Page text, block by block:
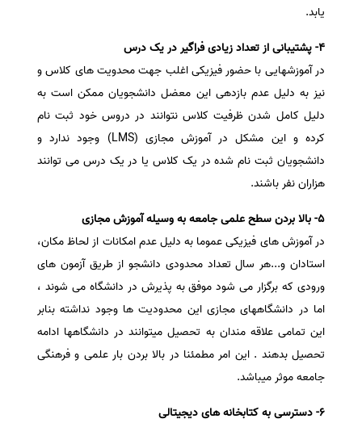
یابد.
4- پشتیبانی از تعداد زیادی فراگیر در یک درس
در آموزشهایی با حضور فیزیکی اغلب جهت محدویت های کلاس و
نیز به دلیل عدم بازدهی این معضل دانشجویان ممکن است به
دلیل کامل شدن ظرفیت کلاس نتوانند در دروس خود ثبت نام
کرده و این مشکل در آموزش مجازی (LMS) وجود ندارد و
دانشجویان ثبت نام شده در یک کلاس یا در یک درس می توانند
هزاران نفر باشند.
5- بالا بردن سطح علمی جامعه به وسیله آموزش مجازی
در آموزش های فیزیکی عموما به دلیل عدم امکانات از لحاظ مکان،
استادان و...هر سال تعداد محدودی دانشجو از طریق آزمون های
ورودی که برگزار می شود موفق به پذیرش در دانشگاه می شوند ،
اما در دانشگاههای مجازی این محدودیت ها وجود نداشته بنابر
این تمامی علاقه مندان به تحصیل میتوانند در دانشگاهها ادامه
تحصیل بدهند . این امر مطمئنا در بالا بردن بار علمی و فرهنگی
جامعه موثر میباشد.
6- دسترسی به کتابخانه های دیجیتالی